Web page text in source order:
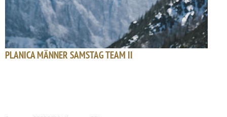
PLANICA MÄNNER SAMSTAG TEAM II